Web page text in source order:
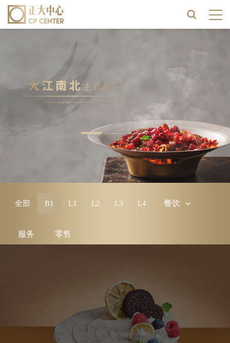
全部 B1 L1 L2 L3 L4 餐饮
服务 零售